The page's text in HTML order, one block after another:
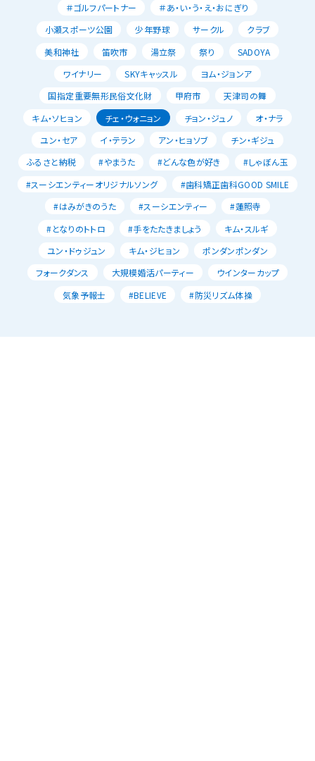
＃ゴルフパートナー
＃あ・い・う・え・おにぎり
小瀬スポーツ公園
少年野球 サークル
クラブ
美和神社
笛吹市 湯立祭 祭り
SADOYA
ワイナリー
SKYキャッスル
ヨム・ジョンア
国指定重要無形民俗文化財
甲府市
天津司の舞
キム・ソヒョン
チェ・ウォニョン チョン・ジュノ
オ・ナラ
ユン・セア
イ・テラン アン・ヒョソブ
チン・ギジュ
ふるさと納税
#やまうた #どんな色が好き
#しゃぼん玉
#スーシエンティーオリジナルソング
#歯科矯正歯科GOOD SMILE
#はみがきのうた
#スーシエンティー
#蓮照寺
#となりのトトロ
#手をたたきましょう
キム・スルギ
ユン・ドゥジュン
キム・ジヒョン
ポンダンポンダン
フォークダンス
大規模婚活パーティー
ウインターカップ
気象予報士
#BELIEVE #防災リズム体操